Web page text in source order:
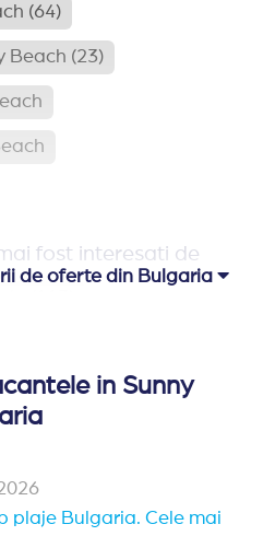
(64)
Beach (23)
fost interesati de
(62)
Paste Bulgaria
de oferte din Bulgaria
in Sunny
plaje Bulgaria. Cele mai